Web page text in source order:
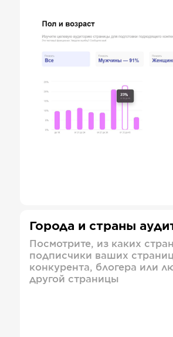
Города и страны
Посмотрите, из каких
подписчики ваших
конкурента, блогера или
другой страницы